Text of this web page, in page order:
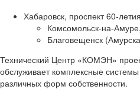
Хабаровск, проспект 60-
Комсомольск-на-
Благовещенск
Технический Центр «КОМЭН»
обслуживает комплексные
различных форм собственности.